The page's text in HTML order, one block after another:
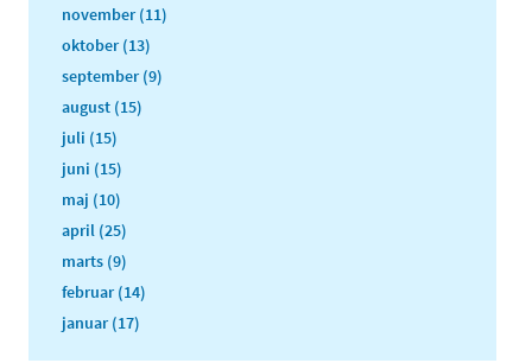
november (11)
oktober (13)
september (9)
august (15)
juli (15)
juni (15)
maj (10)
april (25)
marts (9)
februar (14)
januar (17)